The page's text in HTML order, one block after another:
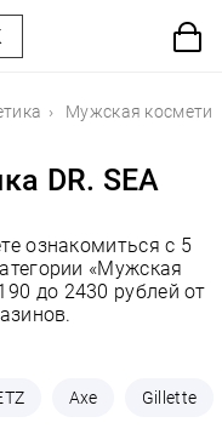
Мужская
DR. SEA
ознакомиться с 5
«Мужская
до 2430 рублей от
Axe Gillette